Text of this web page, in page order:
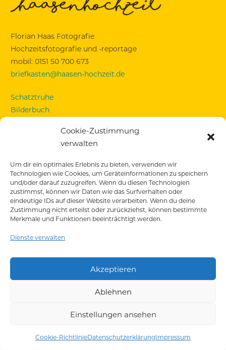
Cookie-Zustimmung
verwalten
Um dir ein optimales Erlebnis zu bieten, verwenden wir
Technologien wie Cookies, um Geräteinformationen zu speichern
und/oder darauf zuzugreifen. Wenn du diesen Technologien
zustimmst, können wir Daten wie das Surfverhalten oder
eindeutige IDs auf dieser Website verarbeiten. Wenn du deine
Zustimmung nicht erteilst oder zurückziehst, können bestimmte
Merkmale und Funktionen beeinträchtigt werden.
Dienste verwalten
Akzeptieren
Ablehnen
Einstellungen ansehen
Cookie-RichtlinieDatenschutzerklärungImpressum
Florian Haas Fotografie
Hochzeitsfotografie und -reportage
mobil: 0151 50 700 673
briefkasten@haasen-hochzeit.de
Schatztruhe
Bilderbuch
Standesamt Ruppertstraße
Eure Hochzeitsreportage
Pakete & Preise
Engagementshooting
Impressum
Datenschutz
Cookie-Richtlinie (EU)
Florian Haas Fotografie
Alle Inhalte dieser Seite sind urheberrechtlich geschützt.